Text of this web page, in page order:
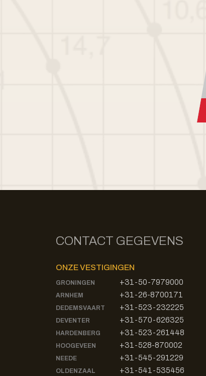
CONTACT GEGEVENS
ONZE VESTIGINGEN
GRONINGEN +31-50-7979000
ARNHEM +31-26-8700171
DEDEMSVAART +31-523-232225
DEVENTER +31-570-626325
HARDENBERG +31-523-261448
HOOGEVEEN +31-528-870002
NEEDE +31-545-291229
OLDENZAAL +31-541-535456